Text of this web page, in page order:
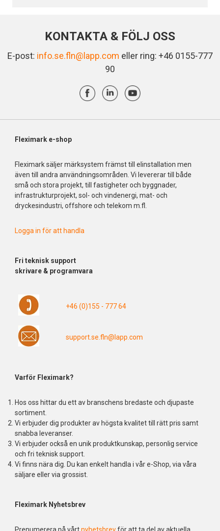
KONTAKTA & FÖLJ OSS
E-post: info.se.fln@lapp.com eller ring: +46 0155-777
90
Fleximark e-shop
Fleximark säljer märksystem främst till elinstallation men
även till andra användningsområden. Vi levererar till både
små och stora projekt, till fastigheter och byggnader,
infrastrukturprojekt, sol- och vindenergi, mat- och
dryckesindustri, offshore och telekom m.fl.
Logga in för att handla
Fri teknisk support
skrivare & programvara
+46 (0)155 - 777 64
support.se.fln@lapp.com
Varför Fleximark?
Hos oss hittar du ett av branschens bredaste och djupaste
sortiment.
Vi erbjuder dig produkter av högsta kvalitet till rätt pris samt
snabba leveranser.
Vi erbjuder också en unik produktkunskap, personlig service
och fri teknisk support.
Vi finns nära dig. Du kan enkelt handla i vår e-Shop, via våra
säljare eller via grossist.
Fleximark Nyhetsbrev